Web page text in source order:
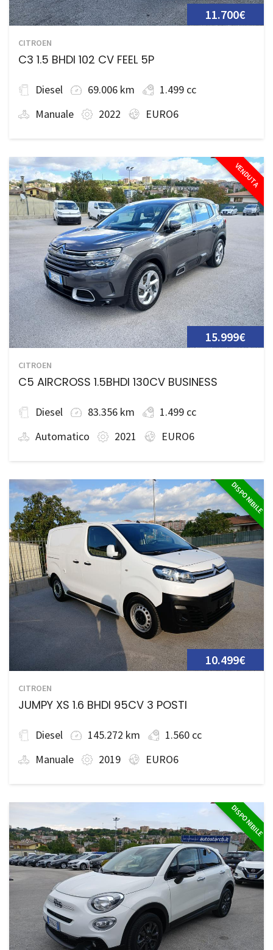
11.700€
CITROEN
C3 1.5 BHDI 102 CV FEEL 5P
Diesel 69.006 km
1.499 cc
Manuale
2022 EURO6
VENDUTA
15.999€
CITROEN
C5 AIRCROSS 1.5BHDI 130CV BUSINESS
Diesel 83.356 km
1.499 cc
Automatico
2021 EURO6
DISPONIBILE
10.499€
CITROEN
JUMPY XS 1.6 BHDI 95CV 3 POSTI
Diesel 145.272 km
1.560 cc
Manuale
2019 EURO6
DISPONIBILE